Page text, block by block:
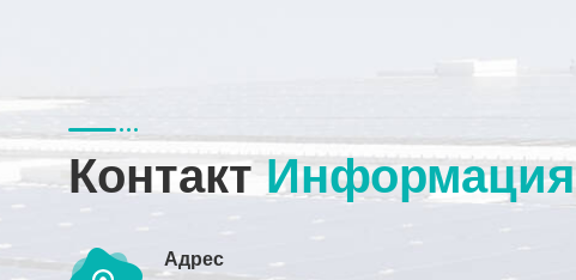
КонтактИнформация
Адрес